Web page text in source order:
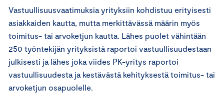
Vastuullisuusvaatimuksia yrityksiin kohdistuu erityisesti
asiakkaiden kautta, mutta merkittävässä määrin myös
toimitus- tai arvoketjun kautta. Lähes puolet vähintään
250 työntekijän yrityksistä raportoi vastuullisuudestaan
julkisesti ja lähes joka viides PK-yritys raportoi
vastuullisuudesta ja kestävästä kehityksestä toimitus- tai
arvoketjun osapuolelle.